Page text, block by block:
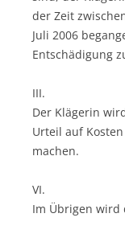
der Zeit
Juli 2006
Entschädigung
III.
Der Klägerin
Urteil auf
machen.
VI.
Im Übrigen wird